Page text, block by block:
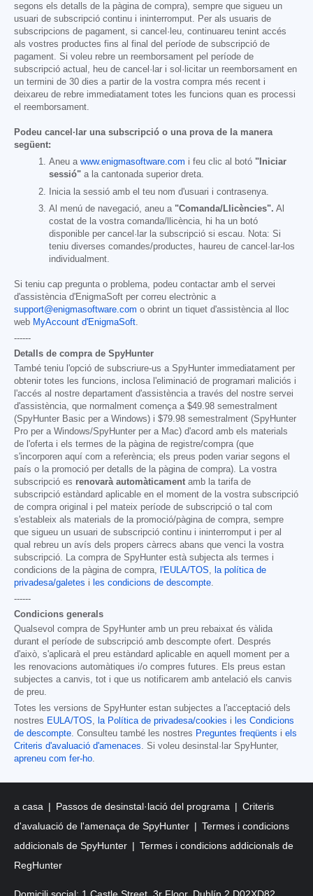
segons els detalls de la pàgina de compra), sempre que sigueu un
usuari de subscripció continu i ininterromput. Per als usuaris de
subscripcions de pagament, si cancel·leu, continuareu tenint accés
als vostres productes fins al final del període de subscripció de
pagament. Si voleu rebre un reemborsament pel període de
subscripció actual, heu de cancel·lar i sol·licitar un reemborsament en
un termini de 30 dies a partir de la vostra compra més recent i
deixareu de rebre immediatament totes les funcions quan es processi
el reemborsament.
Podeu cancel·lar una subscripció o una prova de la manera
següent:
Aneu a www.enigmasoftware.com i feu clic al botó "Iniciar
sessió" a la cantonada superior dreta.
Inicia la sessió amb el teu nom d'usuari i contrasenya.
Al menú de navegació, aneu a "Comanda/Llicències". Al
costat de la vostra comanda/llicència, hi ha un botó
disponible per cancel·lar la subscripció si escau. Nota: Si
teniu diverses comandes/productes, haureu de cancel·lar-los
individualment.
Si teniu cap pregunta o problema, podeu contactar amb el servei
d'assistència d'EnigmaSoft per correu electrònic a
support@enigmasoftware.com o obrint un tiquet d'assistència al lloc
web MyAccount d'EnigmaSoft.
------
Detalls de compra de SpyHunter
També teniu l'opció de subscriure-us a SpyHunter immediatament per
obtenir totes les funcions, inclosa l'eliminació de programari maliciós i
l'accés al nostre departament d'assistència a través del nostre servei
d'assistència, que normalment comença a $49.98 semestralment
(SpyHunter Basic per a Windows) i $79.98 semestralment (SpyHunter
Pro per a Windows/SpyHunter per a Mac) d'acord amb els materials
de l'oferta i els termes de la pàgina de registre/compra (que
s'incorporen aquí com a referència; els preus poden variar segons el
país o la promoció per detalls de la pàgina de compra). La vostra
subscripció es renovarà automàticament amb la tarifa de
subscripció estàndard aplicable en el moment de la vostra subscripció
de compra original i pel mateix període de subscripció o tal com
s'estableix als materials de la promoció/pàgina de compra, sempre
que sigueu un usuari de subscripció continu i ininterromput i per al
qual rebreu un avís dels propers càrrecs abans que venci la vostra
subscripció. La compra de SpyHunter està subjecta als termes i
condicions de la pàgina de compra, l'EULA/TOS, la política de
privadesa/galetes i les condicions de descompte.
------
Condicions generals
Qualsevol compra de SpyHunter amb un preu rebaixat és vàlida
durant el període de subscripció amb descompte ofert. Després
d'això, s'aplicarà el preu estàndard aplicable en aquell moment per a
les renovacions automàtiques i/o compres futures. Els preus estan
subjectes a canvis, tot i que us notificarem amb antelació els canvis
de preu.
Totes les versions de SpyHunter estan subjectes a l'acceptació dels
nostres EULA/TOS, la Política de privadesa/cookies i les Condicions
de descompte. Consulteu també les nostres Preguntes freqüents i els
Criteris d'avaluació d'amenaces. Si voleu desinstal·lar SpyHunter,
apreneu com fer-ho.
a casa Passos de desinstal·lació del programa
Criteris
d'avaluació de l'amenaça de SpyHunter
Termes i condicions
addicionals de SpyHunter
Termes i condicions addicionals de
RegHunter
Domicili social: 1 Castle Street, 3r Floor, Dublín 2 D02XD82